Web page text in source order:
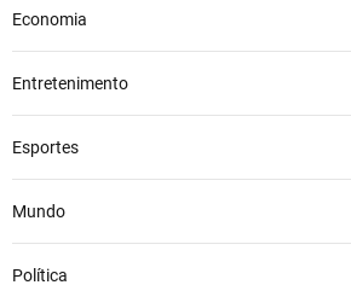
Economia
Entretenimento
Esportes
Mundo
Política